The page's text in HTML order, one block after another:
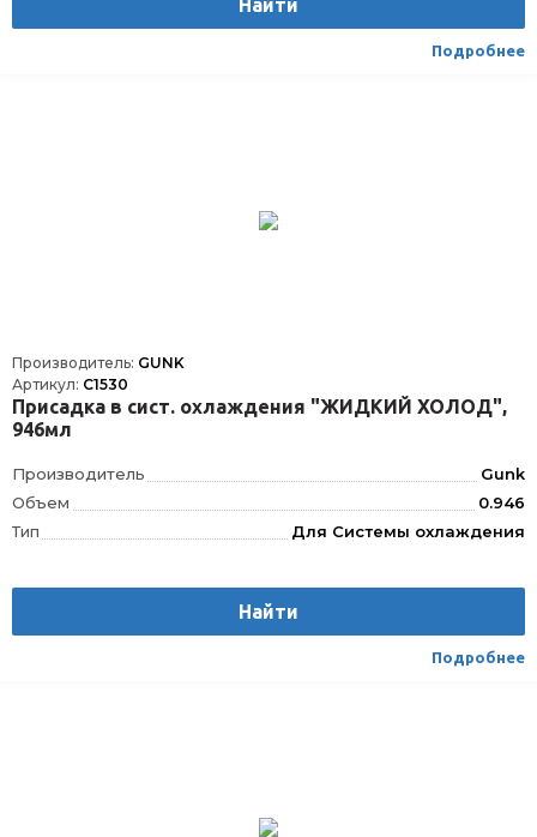
Найти
Подробнее
Производитель: GUNK
Артикул: C1530
Присадка в сист. охлаждения "ЖИДКИЙ ХОЛОД",
946мл
Производитель
Gunk
Объем
0.946
Тип
Для Системы охлаждения
Найти
Подробнее